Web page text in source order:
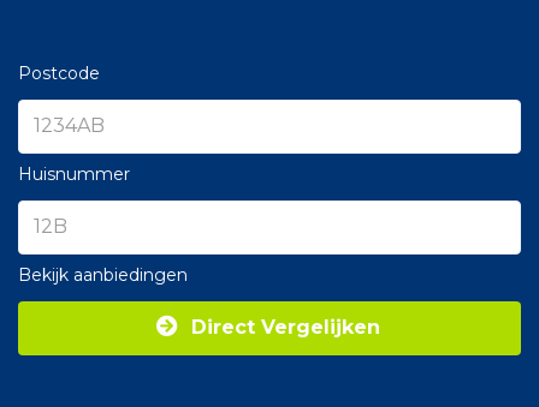
Postcode
Huisnummer
Bekijk aanbiedingen
Direct Vergelijken